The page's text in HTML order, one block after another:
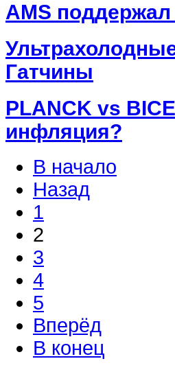
AMS
Гатчины
PLANCK vs
инфляция?
В начало
Назад
1
2
3
4
5
Вперёд
В конец